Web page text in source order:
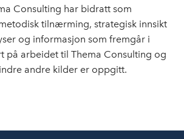
Consulting har bidratt som
tilnærming, strategisk innsikt
og informasjon som fremgår i
på arbeidet til Thema Consulting og
andre kilder er oppgitt.